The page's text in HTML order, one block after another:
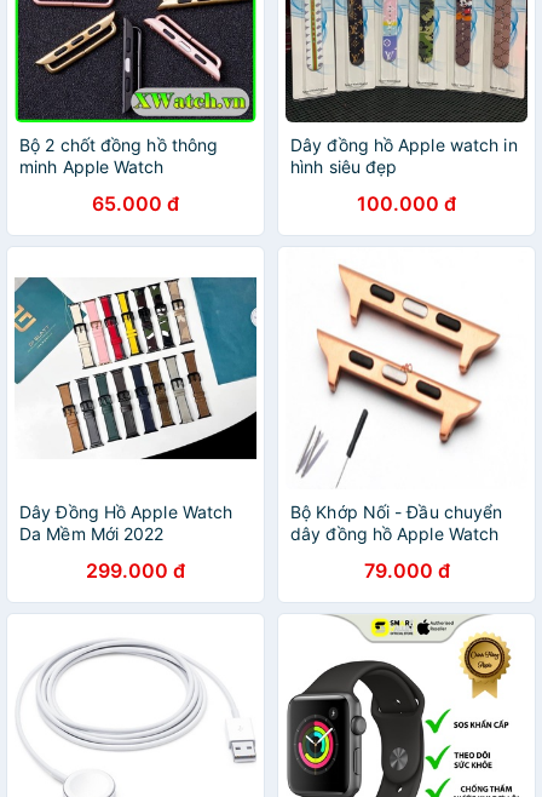
Bộ 2 chốt đồng hồ thông
minh Apple Watch
65.000 đ
Dây đồng hồ Apple watch in
hình siêu đẹp
100.000 đ
Dây Đồng Hồ Apple Watch
Da Mềm Mới 2022
299.000 đ
Bộ Khớp Nối - Đầu chuyển
dây đồng hồ Apple Watch
79.000 đ